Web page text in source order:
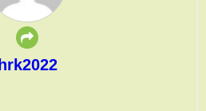
hrk2022